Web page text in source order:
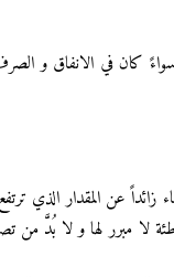
كان في الانفاق و
زائداً عن المقدار الذي
لا مبرر لها و لا بُدَّ